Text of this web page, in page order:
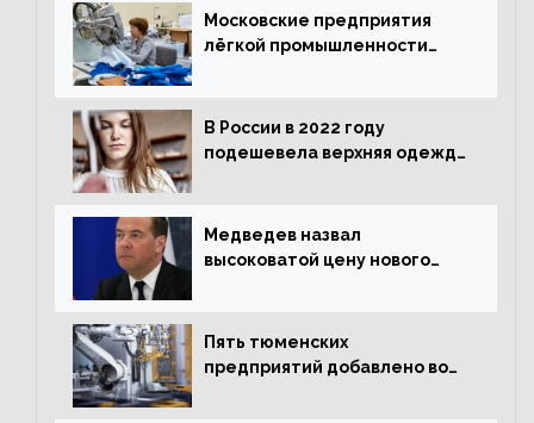
Московские предприятия
лёгкой промышленности
В России в 2022 году
подешевела верхняя одежда
Медведев назвал
высоковатой цену нового
Пять тюменских
предприятий добавлено во